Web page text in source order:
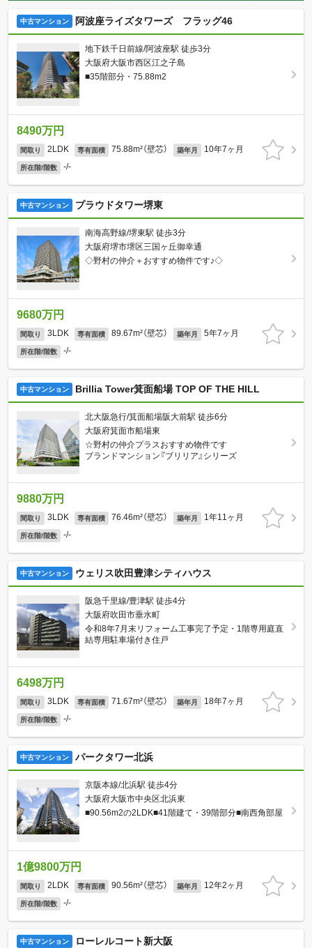
中古マンション 阿波座ライズタワーズ フラッグ46
地下鉄千日前線/阿波座駅 徒歩3分
大阪府大阪市西区江之子島
■35階部分・75.88m2
8490万円
間取り 2LDK 専有面積 75.88m²（壁芯） 築年月 10年7ヶ月
所在階/階数 -/-
中古マンション プラウドタワー堺東
南海高野線/堺東駅 徒歩3分
大阪府堺市堺区三国ヶ丘御幸通
◇野村の仲介＋おすすめ物件です♪◇
9680万円
間取り 3LDK 専有面積 89.67m²（壁芯） 築年月 5年7ヶ月
所在階/階数 -/-
中古マンション Brillia Tower箕面船場 TOP OF THE HILL
北大阪急行/箕面船場阪大前駅 徒歩6分
大阪府箕面市船場東
☆野村の仲介プラスおすすめ物件です
ブランドマンション『ブリリア』シリーズ
9880万円
間取り 3LDK 専有面積 76.46m²（壁芯） 築年月 1年11ヶ月
所在階/階数 -/-
中古マンション ウェリス吹田豊津シティハウス
阪急千里線/豊津駅 徒歩4分
大阪府吹田市垂水町
令和8年7月末リフォーム工事完了予定・1階専用庭直
結専用駐車場付き住戸
6498万円
間取り 3LDK 専有面積 71.67m²（壁芯） 築年月 18年7ヶ月
所在階/階数 -/-
中古マンション パークタワー北浜
京阪本線/北浜駅 徒歩4分
大阪府大阪市中央区北浜東
■90.56m2の2LDK■41階建て・39階部分■南西角部屋
1億9800万円
間取り 2LDK 専有面積 90.56m²（壁芯） 築年月 12年2ヶ月
所在階/階数 -/-
中古マンション ローレルコート新大阪